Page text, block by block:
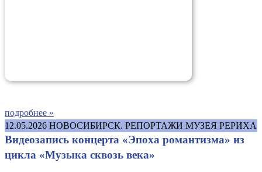
подробнее »
12.05.2026 НОВОСИБИРСК. РЕПОРТАЖИ МУЗЕЯ РЕРИХА
Видеозапись концерта «Эпоха романтизма» из
цикла «Музыка сквозь века»